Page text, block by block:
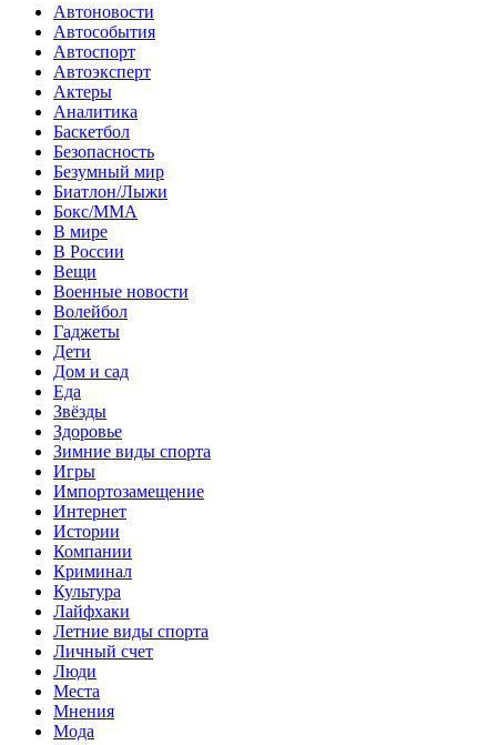
Автоновости
Автособытия
Автоспорт
Автоэксперт
Актеры
Аналитика
Баскетбол
Безопасность
Безумный мир
Биатлон/Лыжи
Бокс/MMA
В мире
В России
Вещи
Военные новости
Волейбол
Гаджеты
Дети
Дом и сад
Еда
Звёзды
Здоровье
Зимние виды спорта
Игры
Импортозамещение
Интернет
Истории
Компании
Криминал
Культура
Лайфхаки
Летние виды спорта
Личный счет
Люди
Места
Мнения
Мода